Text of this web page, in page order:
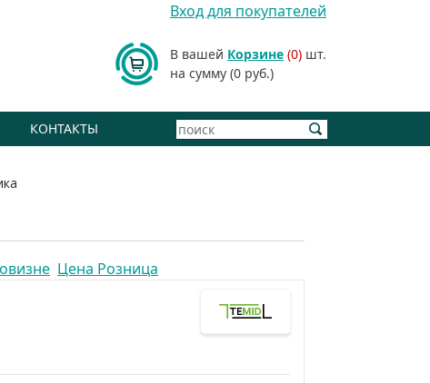
Вход для покупателей
В вашей Корзине (0) шт.
на сумму (0 руб.)
КОНТАКТЫ
Цена Розница